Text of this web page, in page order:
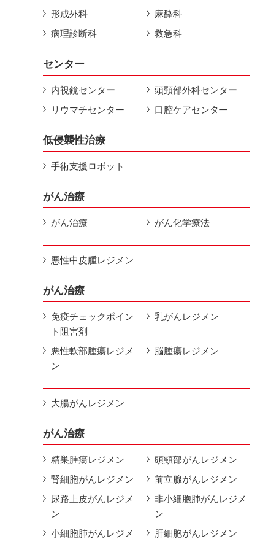
形成外科
麻酔科
病理診断科
救急科
センター
内視鏡センター
頭頸部外科センター
リウマチセンター
口腔ケアセンター
低侵襲性治療
手術支援ロボット
がん治療
がん治療 がん化学療法
悪性中皮腫レジメン
がん治療
免疫チェックポイン
ト阻害剤
乳がんレジメン
悪性軟部腫瘍レジメ
ン
脳腫瘍レジメン
大腸がんレジメン
がん治療
精巣腫瘍レジメン
頭頸部がんレジメン
腎細胞がんレジメン
前立腺がんレジメン
尿路上皮がんレジメ
ン
非小細胞肺がんレジメ
ン
小細胞肺がんレジメ
肝細胞がんレジメン